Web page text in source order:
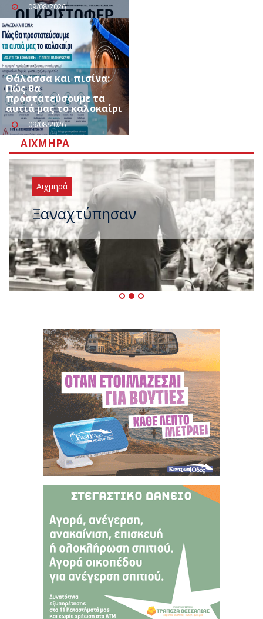
09/08/2026
Θάλασσα και πισίνα:
Πώς θα
προστατεύσουμε τα
αυτιά μας το καλοκαίρι
09/08/2026
ΑΙΧΜΗΡΆ
Αιχμηρά
Ξαναχτύπησαν